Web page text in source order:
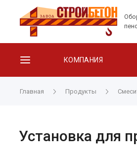
КОМПАНИЯ
Главная Продукты
Установка для